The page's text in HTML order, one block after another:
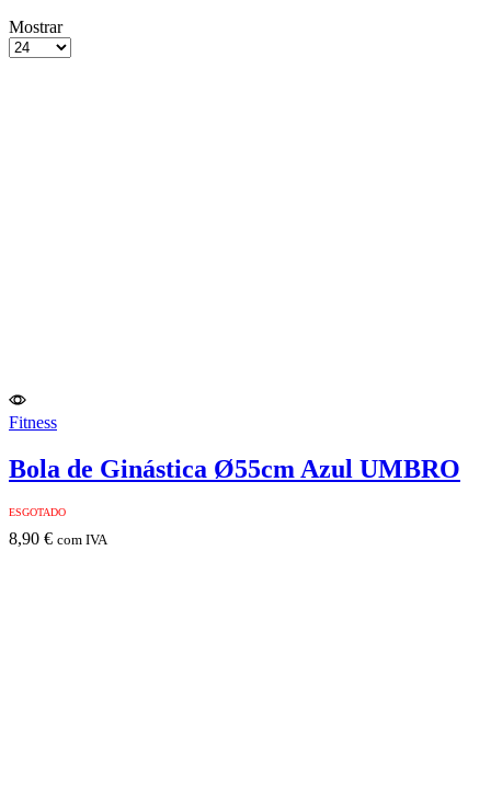
grelha
de
Lista
Mostrar
Produtos
Fitness
Bola de Ginástica Ø55cm Azul UMBRO
ESGOTADO
8,90 € com IVA